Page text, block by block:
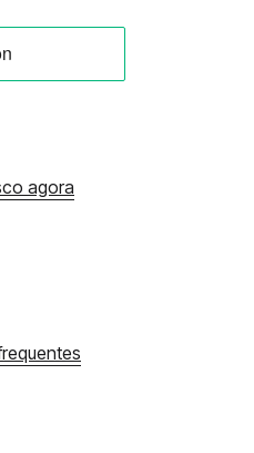
agora